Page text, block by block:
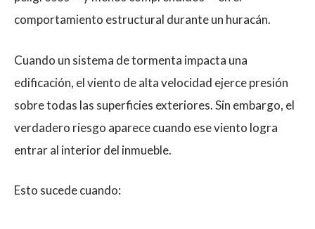
comportamiento estructural durante un huracán.
Cuando un sistema de tormenta impacta una
edificación, el viento de alta velocidad ejerce presión
sobre todas las superficies exteriores. Sin embargo, el
verdadero riesgo aparece cuando ese viento logra
entrar al interior del inmueble.
Esto sucede cuando: